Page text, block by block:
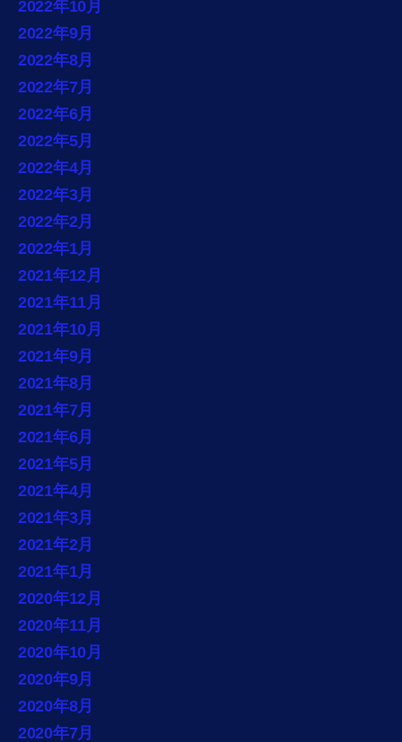
2022年10月
2022年9月
2022年8月
2022年7月
2022年6月
2022年5月
2022年4月
2022年3月
2022年2月
2022年1月
2021年12月
2021年11月
2021年10月
2021年9月
2021年8月
2021年7月
2021年6月
2021年5月
2021年4月
2021年3月
2021年2月
2021年1月
2020年12月
2020年11月
2020年10月
2020年9月
2020年8月
2020年7月